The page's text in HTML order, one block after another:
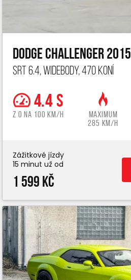
Dodge Challenger 2015
SRT 6.4, widebody, 470 koní
4.4 s
z 0 na 100 km/h
Maximum
285 km/h
Zážitkové jízdy
15 minut už od
1 599 Kč